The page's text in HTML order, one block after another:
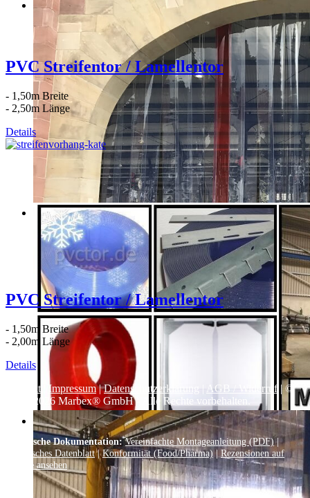
PVC Streifentor / Lamellentor
- 1,50m Breite
- 2,50m Länge
Details
PVC Streifentor / Lamellentor
- 1,50m Breite
- 2,00m Länge
Details
Kontakt
Impressum|Datenschutzerklärung AGB / Widerruf | ©
2026 Marbex® GmbH - Alle Rechte vorbehalten.
Technische Dokumentation: Vereinfachte Montageanleitung (PDF)|
Technisches Datenblatt|Konformität (Food/Pharma)|Rezensionen auf
Google ansehen